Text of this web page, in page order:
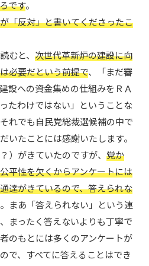
です。
が「反対」と書いてくださったこ
むと、 次世代革新炉の建設に向
必要だという前提で、「まだ審
設への資金集めの仕組みをＲＡ
たわけではない」ということな
れでも自民党総裁選候補の中で
いたことには感謝いたします。
）がきていたのですが、 党か
平性を欠くからアンケートには
達がきているので、答えられな
まあ「答えられない」という連
まったく答えないよりも丁寧で
のもとには多くのアンケートが
で、すべてに答えることはでき